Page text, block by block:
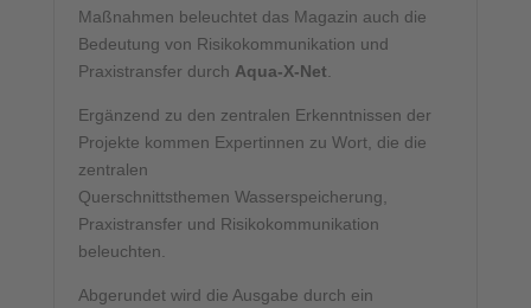
Maßnahmen beleuchtet das Magazin auch die
Bedeutung von Risikokommunikation und
Praxistransfer durch Aqua-X-Net
Ergänzend zu den zentralen Erkenntnissen der
Projekte kommen Expertinnen zu Wort, die die
zentralen
Querschnittsthemen Wasserspeicherung,
Praxistransfer und Risikokommunikation
beleuchten.
Abgerundet wird die Ausgabe durch ein